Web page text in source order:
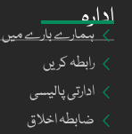
ادارہ
ہمارے بارے میں
رابطہ کریں
ادارتی پالیسی
ضابطہ اخلاق